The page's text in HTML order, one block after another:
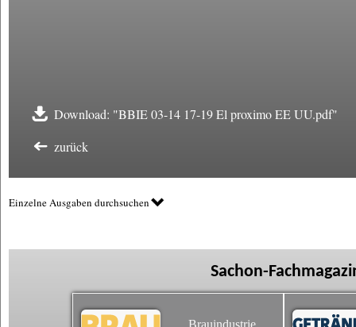
Download: "BBIE 03-14 17-19 El proximo EE UU.pdf"
zurück
Einzelne Ausgaben durchsuchen
Sachon-
Brauindustrie